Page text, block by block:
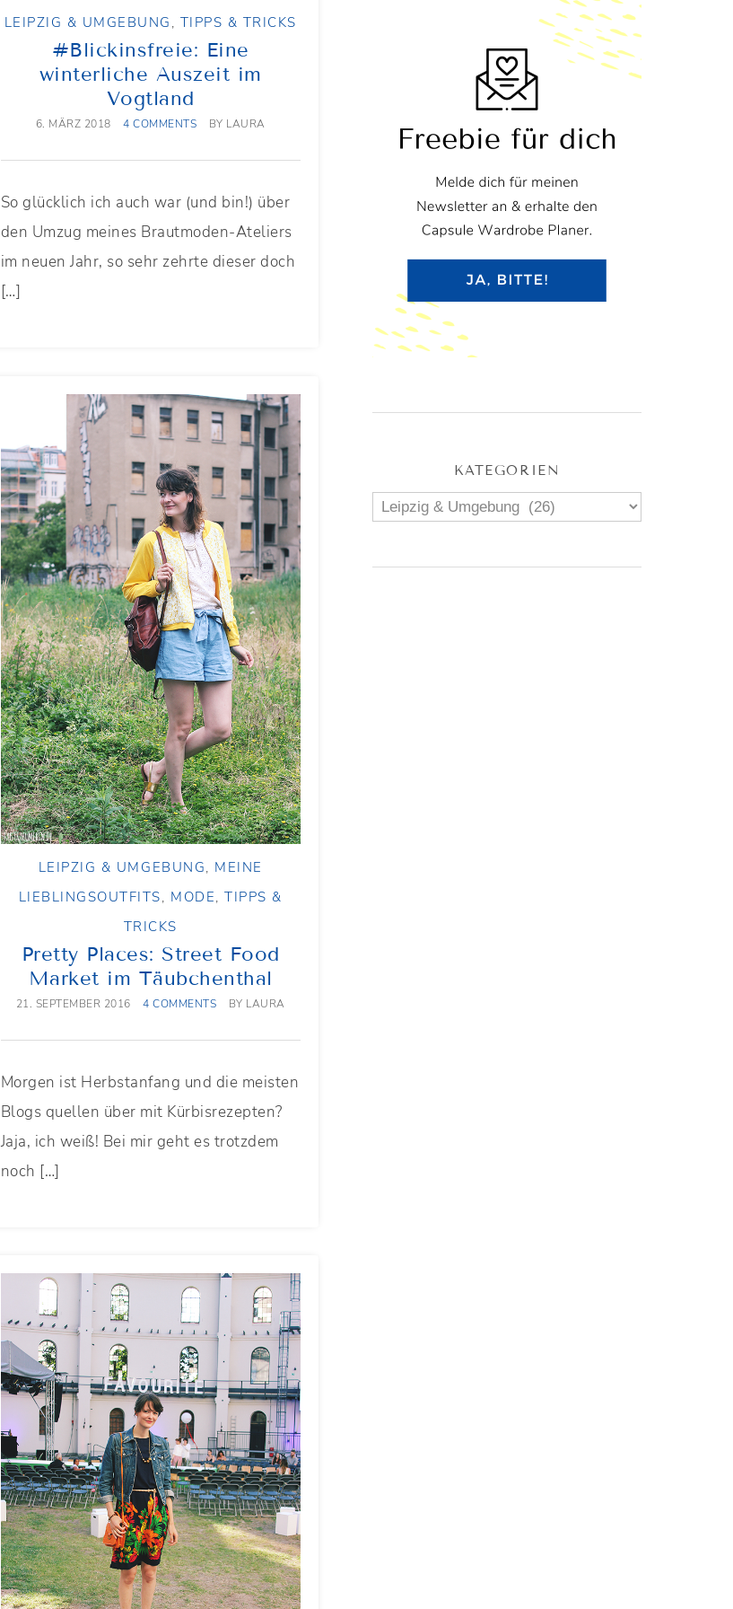
LEIPZIG & UMGEBUNG , TIPPS & TRICKS
#Blickinsfreie: Eine
winterliche Auszeit im
Vogtland
6. MÄRZ 2018 4 COMMENTS BY LAURA
So glücklich ich auch war (und bin!) über
den Umzug meines Brautmoden-Ateliers
im neuen Jahr, so sehr zehrte dieser doch
[…]
LEIPZIG & UMGEBUNG, MEINE
LIEBLINGSOUTFITS, MODE,TIPPS &
TRICKS
Pretty Places: Street Food
Market im Täubchenthal
21. SEPTEMBER 2016 4 COMMENTS BY LAURA
Morgen ist Herbstanfang und die meisten
Blogs quellen über mit Kürbisrezepten?
Jaja, ich weiß! Bei mir geht es trotzdem
noch […]
KATEGORIEN